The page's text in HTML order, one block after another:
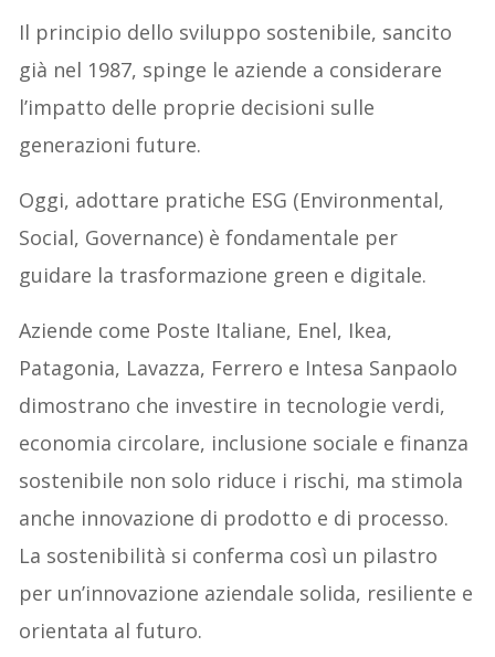
Il principio dello sviluppo sostenibile, sancito
già nel 1987, spinge le aziende a considerare
l’impatto delle proprie decisioni sulle
generazioni future.
Oggi, adottare pratiche ESG (Environmental,
Social, Governance) è fondamentale per
guidare la trasformazione green e digitale.
Aziende come Poste Italiane, Enel, Ikea,
Patagonia, Lavazza, Ferrero e Intesa Sanpaolo
dimostrano che investire in tecnologie verdi,
economia circolare, inclusione sociale e finanza
sostenibile non solo riduce i rischi, ma stimola
anche innovazione di prodotto e di processo.
La sostenibilità si conferma così un pilastro
per un’innovazione aziendale solida, resiliente e
orientata al futuro.